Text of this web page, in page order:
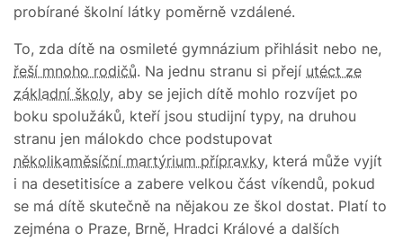
probírané školní látky poměrně vzdálené.
To, zda dítě na osmileté gymnázium přihlásit nebo ne,
řeší mnoho rodičů. Na jednu stranu si přejí utéct ze
základní školy, aby se jejich dítě mohlo rozvíjet po
boku spolužáků, kteří jsou studijní typy, na druhou
stranu jen málokdo chce podstupovat
několikaměsíční martýrium přípravky, která může vyjít
i na desetitisíce a zabere velkou část víkendů, pokud
se má dítě skutečně na nějakou ze škol dostat. Platí to
zejména o Praze, Brně, Hradci Králové a dalších